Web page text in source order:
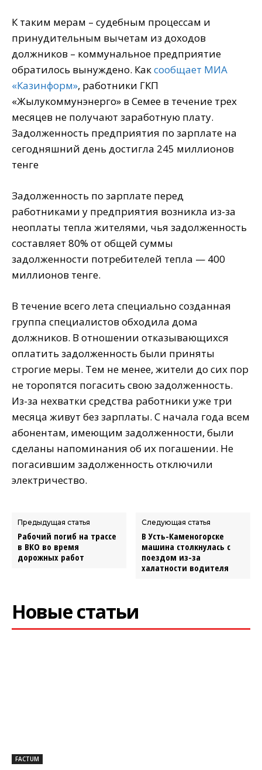
К таким мерам – судебным процессам и
принудительным вычетам из доходов
должников – коммунальное предприятие
обратилось вынуждено. Каксообщает МИА
«Казинформ», работники ГКП
«Жылукоммунэнерго» в Семее в течение трех
месяцев не получают заработную плату.
Задолженность предприятия по зарплате на
сегодняшний день достигла 245 миллионов
тенге
Задолженность по зарплате перед
работниками у предприятия возникла из-за
неоплаты тепла жителями, чья задолженность
составляет 80% от общей суммы
задолженности потребителей тепла — 400
миллионов тенге.
В течение всего лета специально созданная
группа специалистов обходила дома
должников. В отношении отказывающихся
оплатить задолженность были приняты
строгие меры. Тем не менее, жители до сих пор
не торопятся погасить свою задолженность.
Из-за нехватки средства работники уже три
месяца живут без зарплаты. С начала года всем
абонентам, имеющим задолженности, были
сделаны напоминания об их погашении. Не
погасившим задолженность отключили
электричество.
Предыдущая статья
Рабочий погиб на трассе
в ВКО во время
дорожных работ
Следующая статья
В Усть-Каменогорске
машина столкнулась с
поездом из-за
халатности водителя
Новые статьи
FACTUM